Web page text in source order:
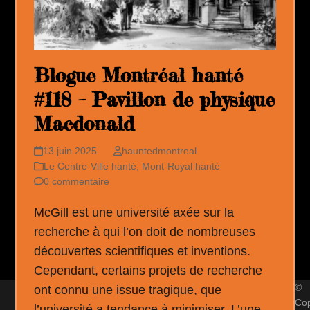
Blogue Montréal hanté
#118 – Pavillon de physique
Macdonald
13 juin 2025
hauntedmontreal
Le Centre-Ville hanté
Mont-Royal hanté
0 commentaire
McGill est une université axée sur la
recherche à qui l’on doit de nombreuses
découvertes scientifiques et inventions.
Cependant, certains projets de recherche
ont connu une issue tragique, que
©